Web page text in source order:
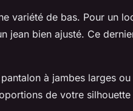
variété de bas. Pour un
jean bien ajusté. Ce
à jambes larges
de votre